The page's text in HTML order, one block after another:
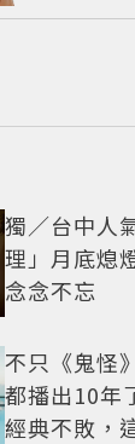
獨／台中人
理」月底熄
念念不忘
不只《鬼怪
都播出10年
經典不敗，